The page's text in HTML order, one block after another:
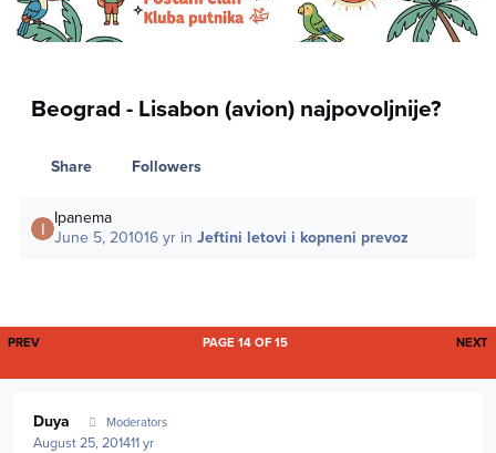
Beograd - Lisabon (avion) najpovoljnije?
Share Followers
Ipanema
June 5, 201016 yr inJeftini letovi i kopneni prevoz
FIRST PAGE
PREV NEXT
PAGE 14 OF 15
Duya Moderators
August 25, 201411 yr